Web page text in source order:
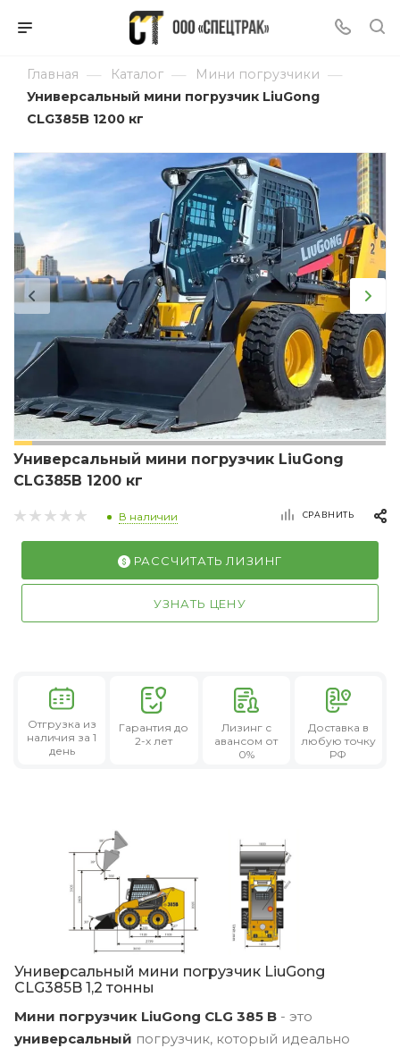
Главная — Каталог — Мини погрузчики —
Универсальный мини погрузчик LiuGong
CLG385B 1200 кг
Универсальный мини погрузчик LiuGong
CLG385B 1200 кг
В наличии СРАВНИТЬ
РАССЧИТАТЬ ЛИЗИНГ
УЗНАТЬ ЦЕНУ
Отгрузка из
наличия за 1
день
Гарантия до
2-х лет
Лизингс
авансом от
0%
Доставка в
любую точку
РФ
Универсальный мини погрузчик LiuGong
CLG385B 1,2 тонны
Мини погрузчик LiuGong CLG 385 B - это
универсальный погрузчик, который идеально